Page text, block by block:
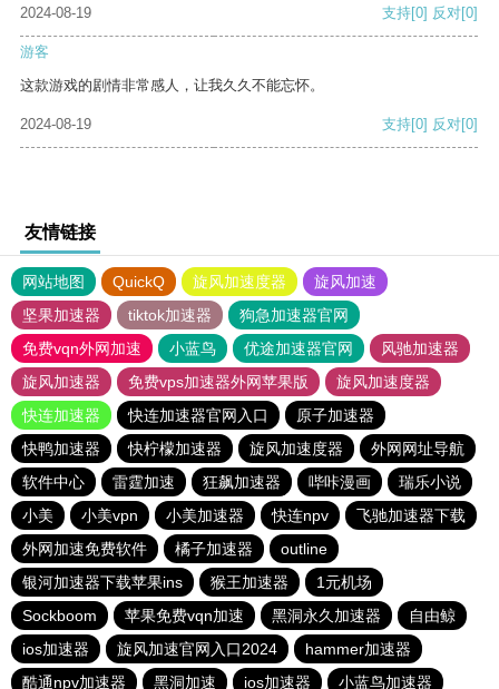
2024-08-19 支持[0] 反对[0]
游客
这款游戏的剧情非常感人，让我久久不能忘怀。
2024-08-19 支持[0] 反对[0]
友情链接
网站地图 QuickQ 旋风加速度器
旋风加速
坚果加速器
tiktok加速器
狗急加速器官网
免费vqn外网加速
小蓝鸟 优途加速器官网
风驰加速器
旋风加速器
免费vps加速器外网苹果版
旋风加速度器
快连加速器
快连加速器官网入口
原子加速器
快鸭加速器
快柠檬加速器 旋风加速度器
外网网址导航
软件中心
雷霆加速 狂飙加速器 哔咔漫画
瑞乐小说
小美
小美vpn 小美加速器 快连npv
飞驰加速器下载
外网加速免费软件
橘子加速器
outline
银河加速器下载苹果ins
猴王加速器
1元机场
Sockboom
苹果免费vqn加速 黑洞永久加速器
自由鲸
ios加速器
旋风加速官网入口2024
hammer加速器
酷通npv加速器
黑洞加速 ios加速器 小蓝鸟加速器